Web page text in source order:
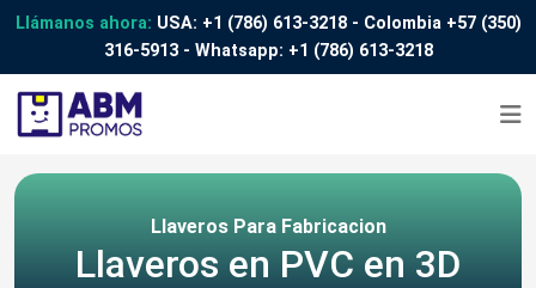
Llámanos ahora: USA: +1 (786) 613-3218- Colombia +57 (350)
316-5913- Whatsapp: +1 (786) 613-3218
Llaveros Para Fabricacion
Llaveros en PVC en 3D